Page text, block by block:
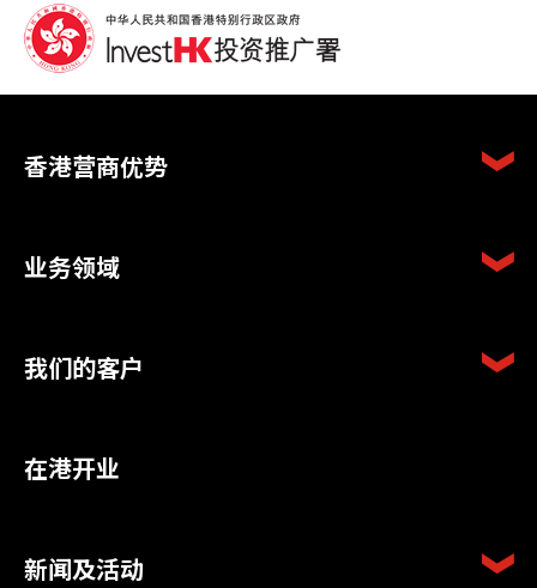
香港营商优势
业务领域
我们的客户
在港开业
新闻及活动